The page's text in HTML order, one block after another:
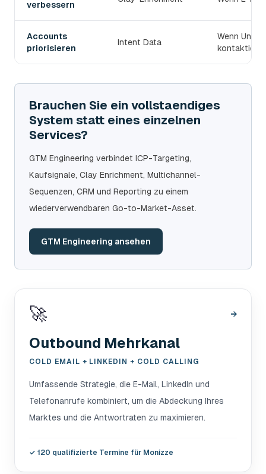
verbessern
Accounts
priorisieren
Intent Data
Wenn
kontaktiert
Brauchen Sie ein vollstaendiges
System statt eines einzelnen
Services?
GTM Engineering verbindet ICP-Targeting,
Kaufsignale, Clay Enrichment, Multichannel-
Sequenzen, CRM und Reporting zu einem
wiederverwendbaren Go-to-Market-Asset.
GTM Engineering ansehen
🚀 →
Outbound Mehrkanal
COLD EMAIL + LINKEDIN + COLD CALLING
Umfassende Strategie, die E-Mail, LinkedIn und
Telefonanrufe kombiniert, um die Abdeckung Ihres
Marktes und die Antwortraten zu maximieren.
✓ 120 qualifizierte Termine für Monizze